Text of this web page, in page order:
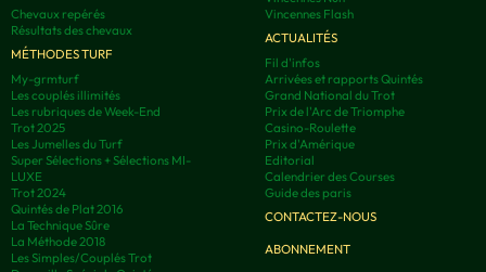
Chevaux repérés
Résultats des chevaux
MÉTHODES TURF
My-grmturf
Les couplés illimités
Les rubriques de Week-End
Trot 2025
Les Jumelles du Turf
Super Sélections + Sélections MI-
LUXE
Trot 2024
Quintés de Plat 2016
La Technique Sûre
La Méthode 2018
Les Simples/Couplés Trot
Vincennes Flash
ACTUALITÉS
Fil d'infos
Arrivées et rapports Quintés
Grand National du Trot
Prix de l'Arc de Triomphe
Casino-Roulette
Prix d'Amérique
Editorial
Calendrier des Courses
Guide des paris
CONTACTEZ-NOUS
ABONNEMENT